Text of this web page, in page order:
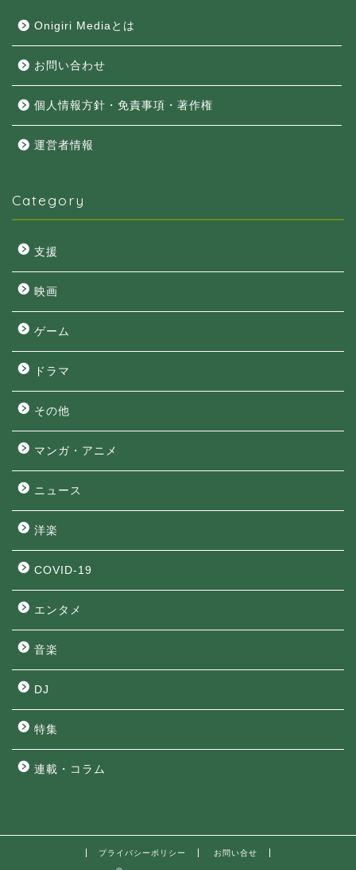
Onigiri Mediaとは
お問い合わせ
個人情報方針・免責事項・著作権
運営者情報
Category
支援
映画
ゲーム
ドラマ
その他
マンガ・アニメ
ニュース
洋楽
COVID-19
エンタメ
音楽
DJ
特集
連載・コラム
プライバシーポリシー お問い合せ